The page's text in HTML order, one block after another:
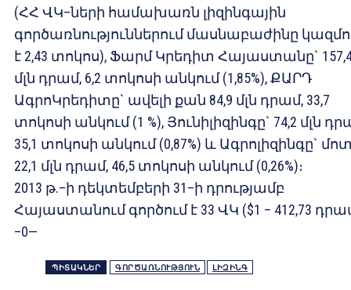
(ՀՀ ՎԿ–ների համախառն լիզինգային
գործառնություններում մասնաբաժինը
է 2,43 տոկոս), Ֆարմ Կրեդիտ Հայաստանը`
մլն դրամ, 6,2 տոկոսի անկում (1,85%), ՔԱՐԴ
ԱգրոԿրեդիտը` ավելի քան 84,9 մլն դրամ, 33,7
տոկոսի անկում (1 %), Յունիլիզինգը` 74,2 մլն
35,1 տոկոսի անկում (0,87%) և Ագրոլիզինգը`
22,1 մլն դրամ, 46,5 տոկոսի անկում (0,26%)։
2013 թ.–ի դեկտեմբերի 31–ի դրությամբ
Հայաստանում գործում է 33 ՎԿ ($1 – 412,73
–0—
ՊԻՏԱԿՆԵՐ ԳՈՐԾԱՌՆՈՒԹՅՈՒՆ ԼԻԶԻՆԳ